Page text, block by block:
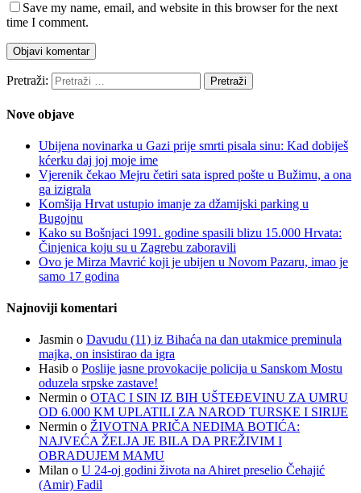
Save my name, email, and website in this browser for the next
time I comment.
Pretraži:
Nove objave
Ubijena novinarka u Gazi prije smrti pisala sinu: Kad dobiješ
kćerku daj joj moje ime
Vjerenik čekao Mejru četiri sata ispred pošte u Bužimu, a ona
ga izigrala
Komšija Hrvat ustupio imanje za džamijski parking u
Bugojnu
Kako su Bošnjaci 1991. godine spasili blizu 15.000 Hrvata:
Činjenica koju su u Zagrebu zaboravili
Ovo je Mirza Mavrić koji je ubijen u Novom Pazaru, imao je
samo 17 godina
Najnoviji komentari
Jasmin o Davudu (11) iz Bihaća na dan utakmice preminula
majka, on insistirao da igra
Hasib o Poslije jasne provokacije policija u Sanskom Mostu
oduzela srpske zastave!
Nermin o OTAC I SIN IZ BIH UŠTEĐEVINU ZA UMRU
OD 6.000 KM UPLATILI ZA NAROD TURSKE I SIRIJE
Nermin o ŽIVOTNA PRIČA NEDIMA BOTIĆA:
NAJVEĆA ŽELJA JE BILA DA PREŽIVIM I
OBRADUJEM MAMU
Milan o U 24-oj godini života na Ahiret preselio Čehajić
(Amir) Fadil